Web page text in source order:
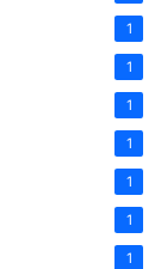
1
1
1
1
1
1
1